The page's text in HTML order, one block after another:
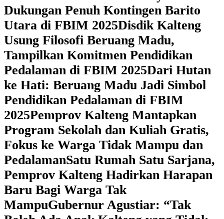
Dukungan Penuh Kontingen Barito
Utara di FBIM 2025Disdik Kalteng
Usung Filosofi Beruang Madu,
Tampilkan Komitmen Pendidikan
Pedalaman di FBIM 2025‎Dari Hutan
ke Hati: Beruang Madu Jadi Simbol
Pendidikan Pedalaman di FBIM
2025‎Pemprov Kalteng Mantapkan
Program Sekolah dan Kuliah Gratis,
Fokus ke Warga Tidak Mampu dan
Pedalaman‎Satu Rumah Satu Sarjana,
Pemprov Kalteng Hadirkan Harapan
Baru Bagi Warga Tak
Mampu‎Gubernur Agustiar: “Tak